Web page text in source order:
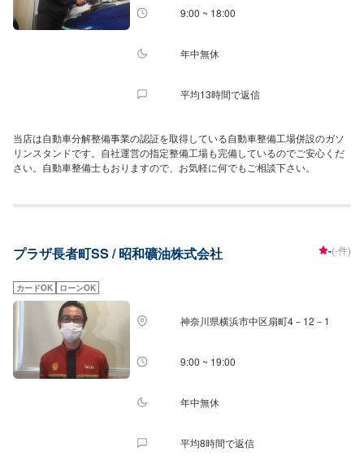
9:00 ~ 18:00
年中無休
平均13時間で返信
当店は自動車分解整備事業の認証を取得している自動車整備工場併設のガソ
リンスタンドです。自社運営の指定整備工場も完備しているのでご安心くだ
さい。自動車整備士もおりますので、お気軽に何でもご相談下さい。
プラザ長者町SS / 昭和礦油株式会社 -(-件)
カードOK ローンOK
神奈川県横浜市中区扇町4－12－1
9:00 ~ 19:00
年中無休
平均8時間で返信